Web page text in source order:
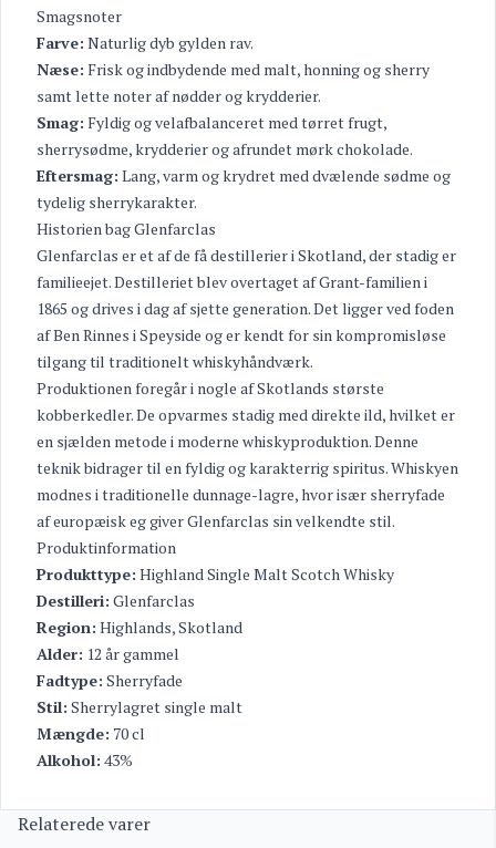
Smagsnoter
Farve: Naturlig dyb gylden rav.
Næse: Frisk og indbydende med malt, honning og sherry
samt lette noter af nødder og krydderier.
Smag: Fyldig og velafbalanceret med tørret frugt,
sherrysødme, krydderier og afrundet mørk chokolade.
Eftersmag: Lang, varm og krydret med dvælende sødme og
tydelig sherrykarakter.
Historien bag Glenfarclas
Glenfarclas er et af de få destillerier i Skotland, der stadig er
familieejet. Destilleriet blev overtaget af Grant-familien i
1865 og drives i dag af sjette generation. Det ligger ved foden
af Ben Rinnes i Speyside og er kendt for sin kompromisløse
tilgang til traditionelt whiskyhåndværk.
Produktionen foregår i nogle af Skotlands største
kobberkedler. De opvarmes stadig med direkte ild, hvilket er
en sjælden metode i moderne whiskyproduktion. Denne
teknik bidrager til en fyldig og karakterrig spiritus. Whiskyen
modnes i traditionelle dunnage-lagre, hvor især sherryfade
af europæisk eg giver Glenfarclas sin velkendte stil.
Produktinformation
Produkttype: Highland Single Malt Scotch Whisky
Destilleri: Glenfarclas
Region: Highlands, Skotland
Alder: 12 år gammel
Fadtype: Sherryfade
Stil: Sherrylagret single malt
Mængde: 70 cl
Alkohol: 43%
Relaterede varer